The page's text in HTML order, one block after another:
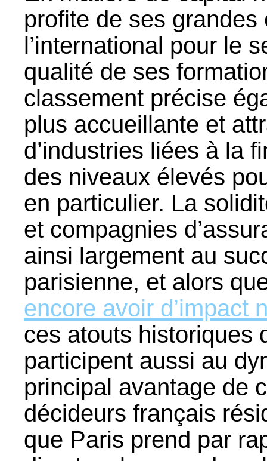
profite de ses
l’international pour le
qualité de ses
classement précise
plus accueillante et
d’industries liées à la
des niveaux élevés
en particulier. La
et compagnies
ainsi largement au
parisienne, et alors
encore avoir d’impact
ces atouts historiques
participent aussi au
principal avantage de
décideurs français
que Paris prend par